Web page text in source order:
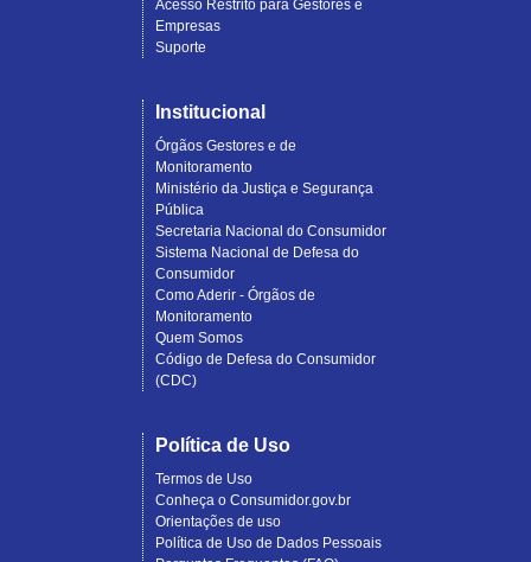
Acesso Restrito para Gestores e
Empresas
Suporte
Institucional
Órgãos Gestores e de
Monitoramento
Ministério da Justiça e Segurança
Pública
Secretaria Nacional do Consumidor
Sistema Nacional de Defesa do
Consumidor
Como Aderir - Órgãos de
Monitoramento
Quem Somos
Código de Defesa do Consumidor
(CDC)
Política de Uso
Termos de Uso
Conheça o Consumidor.gov.br
Orientações de uso
Política de Uso de Dados Pessoais